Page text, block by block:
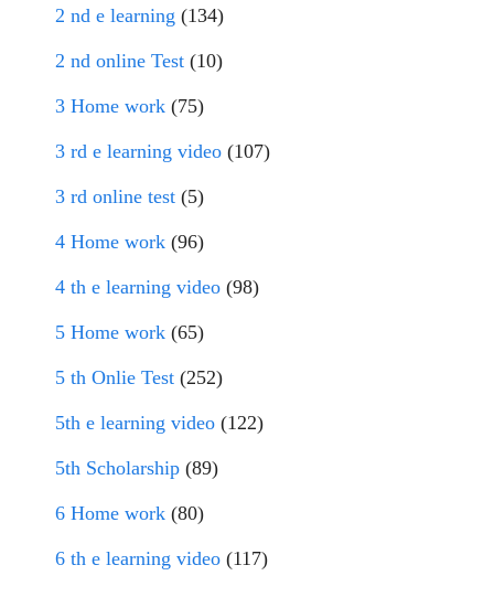
2 nd e learning (134)
2 nd online Test (10)
3 Home work (75)
3 rd e learning video (107)
3 rd online test (5)
4 Home work (96)
4 th e learning video (98)
5 Home work (65)
5 th Onlie Test (252)
5th e learning video (122)
5th Scholarship (89)
6 Home work (80)
6 th e learning video (117)